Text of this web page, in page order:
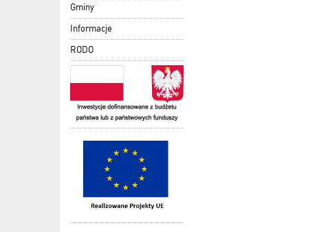
Gminy
Informacje
RODO